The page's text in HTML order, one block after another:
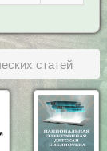
статей